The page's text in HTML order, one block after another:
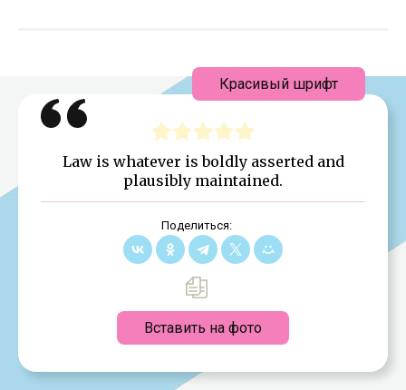
Law is whatever is boldly asserted and
plausibly maintained.
Поделиться:
Вставить на фото
Красивый шрифт